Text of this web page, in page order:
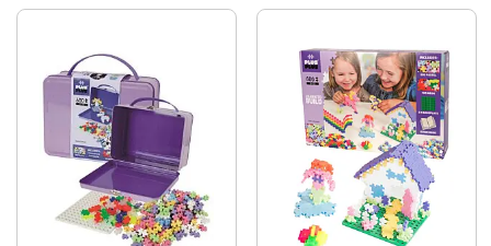
Indeholder:
Detaljer:
Mål: 12 x 12 cm
Alder: fra 5 år
Produktdetaljer
5710409102414